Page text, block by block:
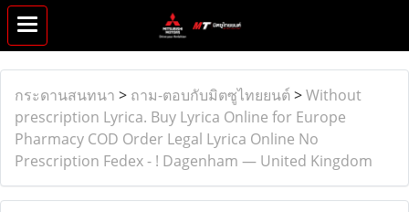
กระดานสนทนา > ถาม-ตอบกับมิตซูไทยยนต์ >Without
prescription Lyrica. Buy Lyrica Online for Europe
Pharmacy COD Order Legal Lyrica Online No
Prescription Fedex - ! Dagenham — United Kingdom